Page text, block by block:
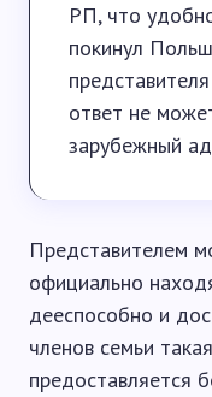
РП, что
покинул
ответ не
зарубежный
Представителем
официально
дееспособно и
членов семьи
предоставляется